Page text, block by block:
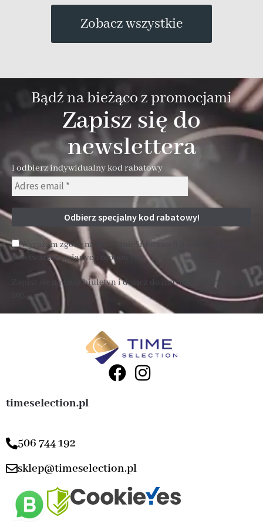
Zobacz wszystkie
Bądź na bieżąco z promocjami
Zapisz się do
newslettera
i odbierz indywidualny kod rabatowy
Wyrażam zgodę na wysyłanie informacji handlowej i
przetwarzanie danych osobowych
Zapisz się na nasz biuletyn i dołącz do innych subskrybentów
timeselection.pl
506 744 192
sklep@timeselection.pl